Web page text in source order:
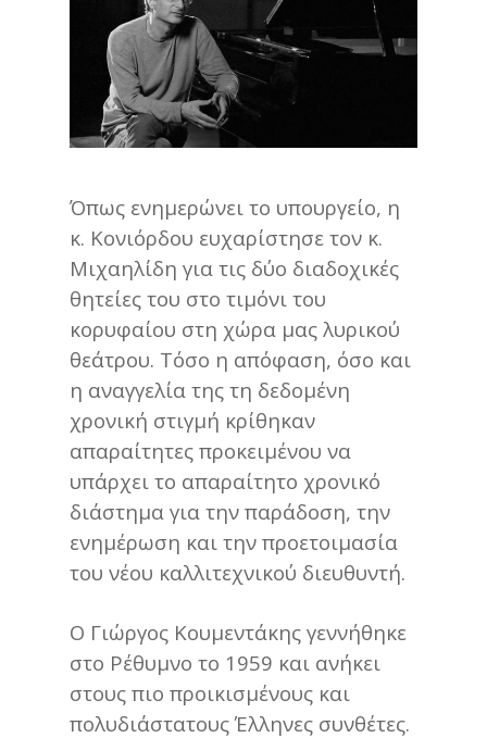
Όπως ενημερώνει το υπουργείο, η
κ. Κονιόρδου ευχαρίστησε τον κ.
Μιχαηλίδη για τις δύο διαδοχικές
θητείες του στο τιμόνι του
κορυφαίου στη χώρα μας λυρικού
θεάτρου. Τόσο η απόφαση, όσο και
η αναγγελία της τη δεδομένη
χρονική στιγμή κρίθηκαν
απαραίτητες προκειμένου να
υπάρχει το απαραίτητο χρονικό
διάστημα για την παράδοση, την
ενημέρωση και την προετοιμασία
του νέου καλλιτεχνικού διευθυντή.
Ο Γιώργος Κουμεντάκης γεννήθηκε
στο Ρέθυμνο το 1959 και ανήκει
στους πιο προικισμένους και
πολυδιάστατους Έλληνες συνθέτες.